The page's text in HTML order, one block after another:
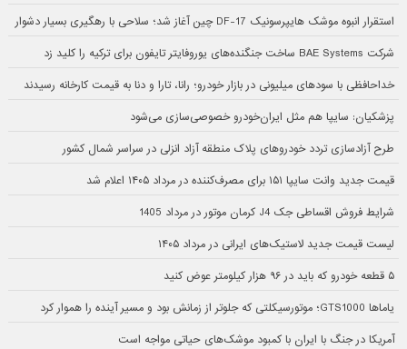
استقرار انبوه موشک هایپرسونیک DF-17 چین آغاز شد؛ سلاحی با رهگیری بسیار دشوار
شرکت BAE Systems ساخت جنگنده‌های یوروفایتر تایفون برای ترکیه را کلید زد
خداحافظی با سودهای میلیونی در بازار خودرو؛ رانا، تارا و دنا به قیمت کارخانه رسیدند
پزشکیان: سایپا هم مثل ایران‌خودرو خصوصی‌سازی می‌شود
طرح آزادسازی تردد خودروهای پلاک منطقه آزاد انزلی در سراسر شمال کشور
قیمت جدید وانت سایپا ۱۵۱ برای مصرف‌کننده در مرداد ۱۴۰۵ اعلام شد
شرایط فروش اقساطی جک J4 کرمان موتور در مرداد 1405
لیست قیمت جدید لاستیک‌های ایرانی در مرداد ۱۴۰۵
۵ قطعه خودرو که باید در ۹۶ هزار کیلومتر عوض کنید
یاماها GTS1000؛ موتورسیکلتی که جلوتر از زمانش بود و مسیر آینده را هموار کرد
آمریکا در جنگ با ایران با کمبود موشک‌های حیاتی مواجه است